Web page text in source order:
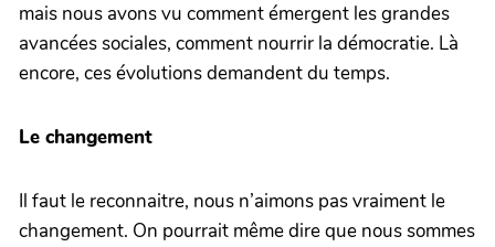
mais nous avons vu comment émergent les grandes
avancées sociales, comment nourrir la démocratie. Là
encore, ces évolutions demandent du temps.
Le changement
Il faut le reconnaitre, nous n’aimons pas vraiment le
changement. On pourrait même dire que nous sommes